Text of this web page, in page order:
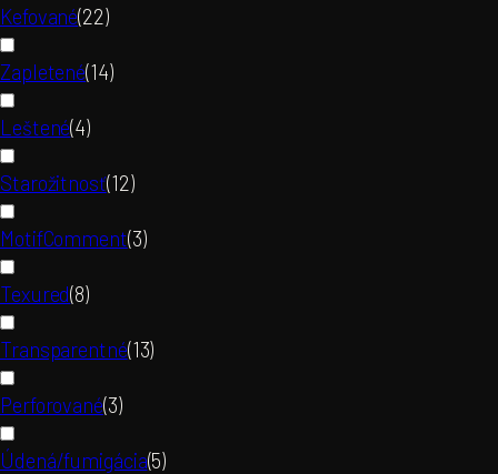
Kefované(22)
Zapletené(14)
Leštené(4)
Starožitnosť(12)
MotifComment(3)
Texured(8)
Transparentné(13)
Perforované(3)
Údená/fumigácia(5)